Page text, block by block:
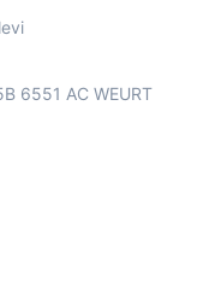
6551 AC WEURT